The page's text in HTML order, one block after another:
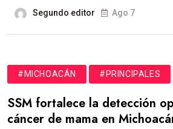
Segundo editor Ago 7
#MICHOACÁN #PRINCIPALES
SSM fortalece la detección
cáncer de mama en